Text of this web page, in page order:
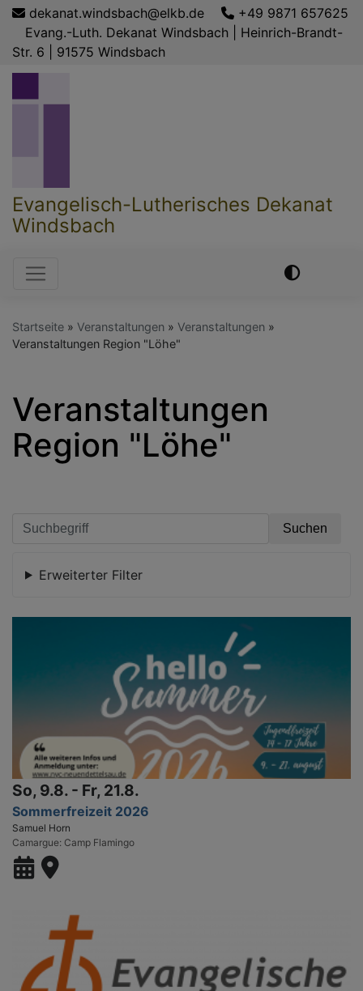
Direkt
Inhalt
dekanat.windsbach@elkb.de
+49 9871 657625
Evang.-Luth. Dekanat Windsbach | Heinrich-Brandt-
Str. 6 | 91575 Windsbach
Evangelisch-Lutherisches Dekanat
Windsbach
Hauptnavigation
Startseite Veranstaltungen
Veranstaltungen
Veranstaltungen Region "Löhe"
Veranstaltungen
Region "Löhe"
Erweiterter Filter
So, 9.8. - Fr, 21.8.
Sommerfreizeit 2026
Samuel Horn
Camargue Camp Flamingo